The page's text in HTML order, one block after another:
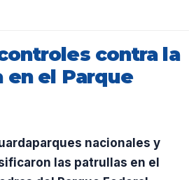
contra la
en el Parque
nacionales y
las patrullas en el